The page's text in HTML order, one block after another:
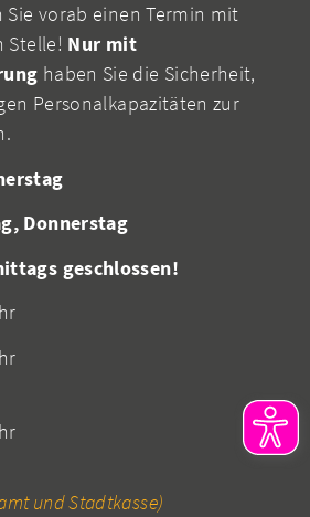
vorab einen Termin mit
Stelle! Nur mit
haben Sie die Sicherheit,
Personalkapazitäten zur
Donnerstag
geschlossen!
und Stadtkasse)